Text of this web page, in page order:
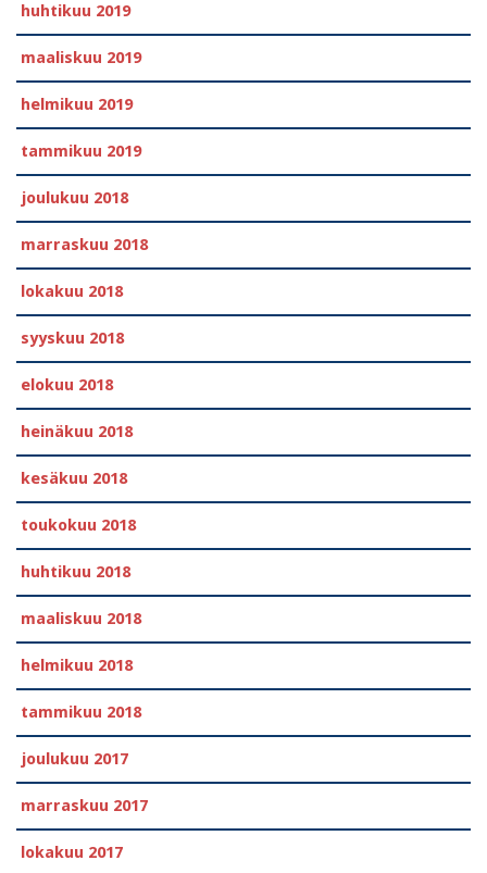
huhtikuu 2019
maaliskuu 2019
helmikuu 2019
tammikuu 2019
joulukuu 2018
marraskuu 2018
lokakuu 2018
syyskuu 2018
elokuu 2018
heinäkuu 2018
kesäkuu 2018
toukokuu 2018
huhtikuu 2018
maaliskuu 2018
helmikuu 2018
tammikuu 2018
joulukuu 2017
marraskuu 2017
lokakuu 2017